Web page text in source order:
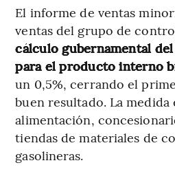
El informe de ventas
ventas del grupo de
cálculo gubernamental
para el producto interno
un 0,5%, cerrando el
buen resultado. La
alimentación,
tiendas de materiales de
gasolineras.